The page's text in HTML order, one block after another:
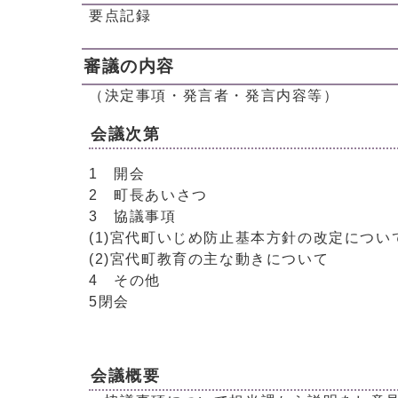
要点記録
審議の内容
（決定事項・発言者・発言内容等）
会議次第
1 開会
2 町長あいさつ
3 協議事項
(1)宮代町いじめ防止基本方針の改定につい
(2)宮代町教育の主な動きについて
4 その他
5閉会
会議概要